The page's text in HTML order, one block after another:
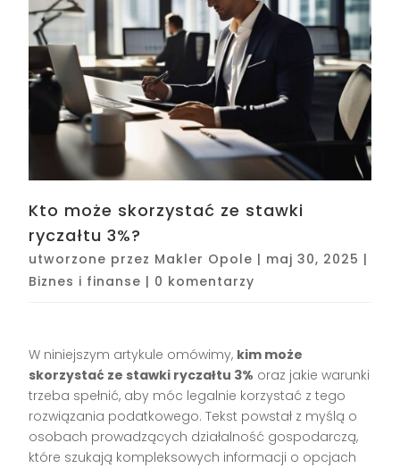
Kto może skorzystać ze stawki
ryczałtu 3%?
utworzone przez Makler Opole | maj 30, 2025 |
Biznes i finanse | 0 komentarzy
W niniejszym artykule omówimy, kim może
skorzystać ze stawki ryczałtu 3% oraz jakie warunki
trzeba spełnić, aby móc legalnie korzystać z tego
rozwiązania podatkowego. Tekst powstał z myślą o
osobach prowadzących działalność gospodarczą,
które szukają kompleksowych informacji o opcjach